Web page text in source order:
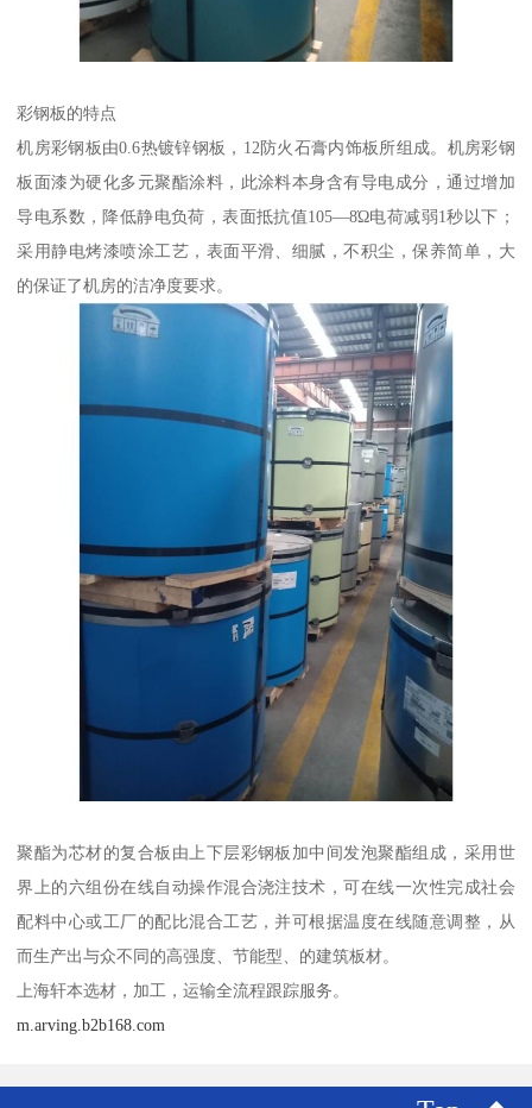
彩钢板的特点
机房彩钢板由0.6热镀锌钢板，12防火石膏内饰板所组成。机房彩钢
板面漆为硬化多元聚酯涂料，此涂料本身含有导电成分，通过增加
导电系数，降低静电负荷，表面抵抗值105—8Ώ电荷减弱1秒以下；
采用静电烤漆喷涂工艺，表面平滑、细腻，不积尘，保养简单，大
的保证了机房的洁净度要求。
聚酯为芯材的复合板由上下层彩钢板加中间发泡聚酯组成，采用世
界上的六组份在线自动操作混合浇注技术，可在线一次性完成社会
配料中心或工厂的配比混合工艺，并可根据温度在线随意调整，从
而生产出与众不同的高强度、节能型、的建筑板材。
上海轩本选材，加工，运输全流程跟踪服务。
m.arving.b2b168.com